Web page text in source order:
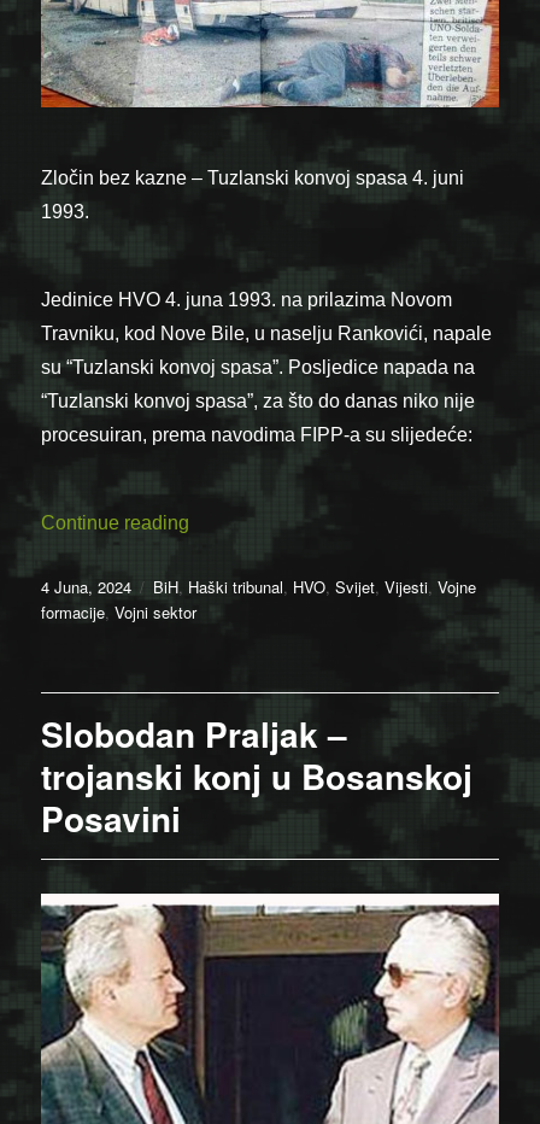
Zločin bez kazne – Tuzlanski konvoj spasa 4. juni
1993.
Jedinice HVO 4. juna 1993. na prilazima Novom
Travniku, kod Nove Bile, u naselju Rankovići, napale
su “Tuzlanski konvoj spasa”. Posljedice napada na
“Tuzlanski konvoj spasa”, za što do danas niko nije
procesuiran, prema navodima FIPP-a su slijedeće:
Continue reading “Zločin bez kazne – Tuzlanski konvoj
Posted
on
4 Juna, 2024 Categories
BiH Haški tribunal, HVO,Svijet,Vijesti,Vojne
formacije,Vojni sektor
Slobodan Praljak –
trojanski konj u Bosanskoj
Posavini